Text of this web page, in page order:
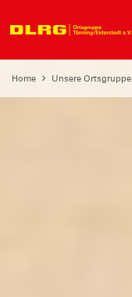
Home Unsere Ortsgruppe